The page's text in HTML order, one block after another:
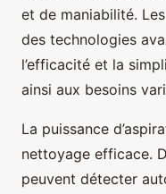
et de maniabilité.
des technologies
l’efficacité et la
ainsi aux besoins
La puissance
nettoyage efficace.
peuvent détecter